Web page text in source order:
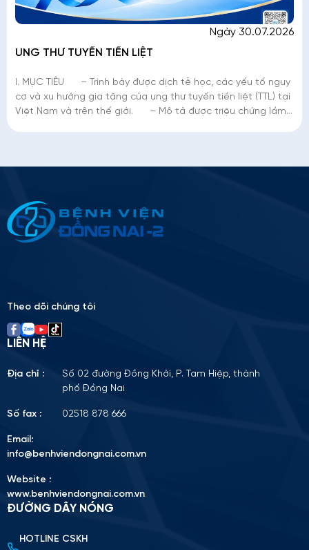
Ngày 30.07.2026
UNG THƯ TUYẾN TIỀN LIỆT
I. MỤC TIÊU – Trình bày được dịch tễ học, các yếu tố nguy
cơ và xu hướng gia tăng của ung thư tuyến tiền liệt (TTL) tại
Việt Nam và trên thế giới. – Mô tả được triệu chứng lầm
Please
Theo dõi chúng tôi
LIÊN HỆ
Địa chỉ :
Số 02 đường Đồng Khởi, P. Tam Hiệp, thành
phố Đồng Nai
Số fax : 02518 878 666
Email:
info@benhviendongnai.com.vn
Website :
www.benhviendongnai.com.vn
ĐƯỜNG DÂY NÓNG
HOTLINE CSKH